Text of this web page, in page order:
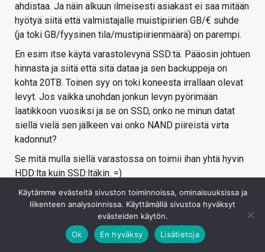
ahdistaa. Ja näin alkuun ilmeisesti asiakast ei saa mitään
hyötyä siitä että valmistajalle muistipiirien GB/€ suhde
(ja toki GB/fyysinen tila/mustipiirienmäärä) on parempi.
En esim itse käytä varastolevynä SSD:tä. Pääosin johtuen
hinnasta ja siitä että sitä dataa ja sen backuppeja on
kohta 20TB. Toinen syy on toki koneesta irrallaan olevat
levyt. Jos vaikka unohdan jonkun levyn pyörimään
laatikkoon vuosiksi ja se on SSD, onko ne minun datat
siellä vielä sen jälkeen vai onko NAND piireistä virta
kadonnut?
Se mitä mulla siellä varastossa on toimii ihan yhtä hyvin
HDD:lta kuin SSD:ltäkin. =)
Kirjaudu sisään vastataksesi
Käytämme evästeitä sivuston toiminnoissa, ominaisuuksissa ja
liikenteen analysoinnissa. Käyttämällä sivustoa hyväksyt
evästeiden käytön.
Ok
En hyväksy Lisätietoja